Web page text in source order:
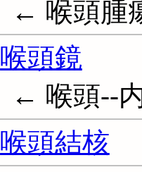
← 喉頭腫
喉頭鏡
← 喉頭--
喉頭結核